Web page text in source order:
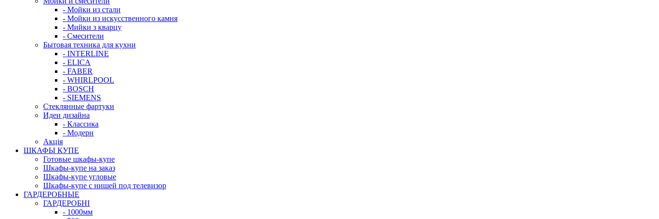
- Мойки из стали
- Мойки из искусственного камня
- Мийки з кварцу
- Смесители
Бытовая техника для кухни
- INTERLINE
- ELICA
- FABER
- WHIRLPOOL
- BOSCH
- SIEMENS
Стеклянные фартуки
Идеи дизайна
- Класcика
- Модерн
Акція
ШКАФЫ КУПЕ
Готовые шкафы-купе
Шкафы-купе на заказ
Шкафы-купе угловые
Шкафы-купе с нишей под телевизор
ГАРДЕРОБНЫЕ
ГАРДЕРОБНІ
- 1000мм